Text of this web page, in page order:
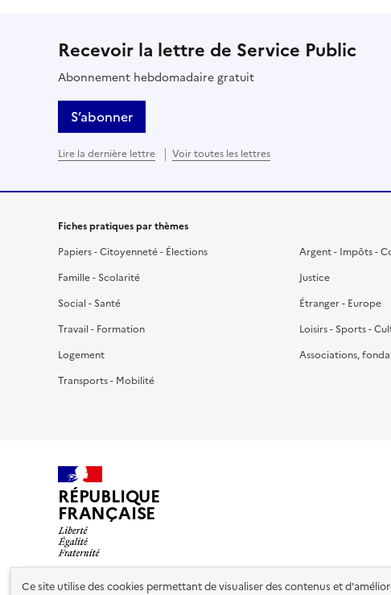
Ce site utilise des cookies permettant de visualiser des contenus et
Recevoir la lettre de Service Public
Abonnement hebdomadaire gratuit
S’abonner
Lire la dernière lettre Voir toutes les lettres
Fiches pratiques par thèmes
Papiers - Citoyenneté - Élections
Famille - Scolarité
Social - Santé
Travail - Formation
Logement
Transports - Mobilité
Argent - Impôts -
Justice
Étranger - Europe
Loisirs - Sports -
Associations,
RÉPUBLIQUE
FRANÇAISE